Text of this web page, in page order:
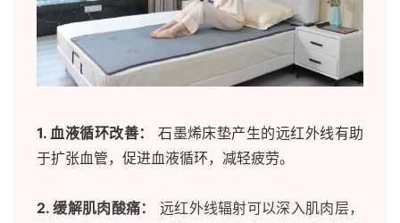
1. 血液循环改善：
石墨烯床垫产生的远红外线有助
于扩张血管，促进血液循环，减轻疲劳。
2. 缓解肌肉酸痛：
远红外线辐射可以深入肌肉层，